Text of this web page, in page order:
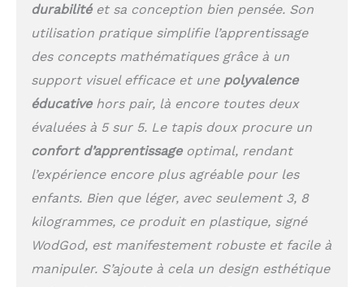
durabilitéet sa conception bien pensée. Son
utilisation pratique simplifie l’apprentissage
des concepts mathématiques grâce à un
support visuel efficace et une polyvalence
éducativehors pair, là encore toutes deux
évaluées à 5 sur 5. Le tapis doux procure un
confort d’apprentissageoptimal, rendant
l’expérience encore plus agréable pour les
enfants. Bien que léger, avec seulement 3, 8
kilogrammes, ce produit en plastique, signé
WodGod, est manifestement robuste et facile à
manipuler. S’ajoute à cela un design esthétique